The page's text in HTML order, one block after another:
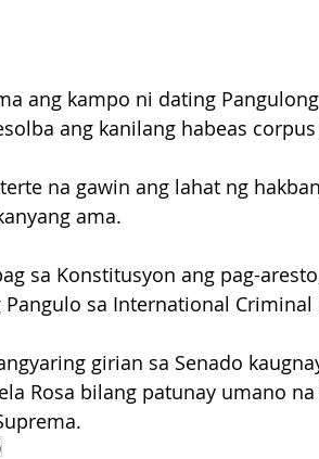
ang kampo ni dating
ang kanilang habeas
na gawin ang lahat ng
ama.
sa Konstitusyon ang pag-
sa International Criminal
girian sa Senado
Rosa bilang patunay umano